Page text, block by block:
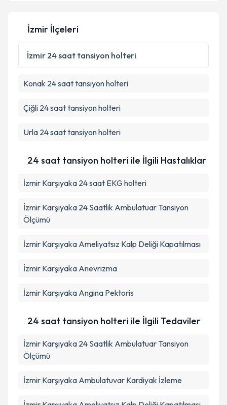
Kişisel verilerimin işlenmesine ilişkinAydınlatma
Metni
'ni okudum ve kişisel verilerimin belirtilen
kapsamda işlenmesini kabul ediyorum.
İzmir İlçeleri
İzmir 24 saat tansiyon holteri
Konak 24 saat tansiyon holteri
Çiğli 24 saat tansiyon holteri
Urla 24 saat tansiyon holteri
24 saat tansiyon holteri ile İlgili Hastalıklar
İzmir Karşıyaka 24 saat EKG holteri
İzmir Karşıyaka 24 Saatlik Ambulatuar Tansiyon
Ölçümü
İzmir Karşıyaka Ameliyatsız Kalp Deliği Kapatılması
İzmir Karşıyaka Anevrizma
İzmir Karşıyaka Angina Pektoris
24 saat tansiyon holteri ile İlgili Tedaviler
İzmir Karşıyaka 24 Saatlik Ambulatuar Tansiyon
Ölçümü
İzmir Karşıyaka Ambulatuvar Kardiyak İzleme